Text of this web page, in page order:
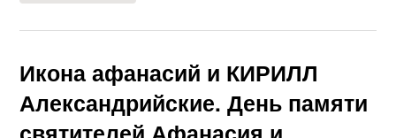
Икона афанасий и КИРИЛЛ
Александрийские. День памяти